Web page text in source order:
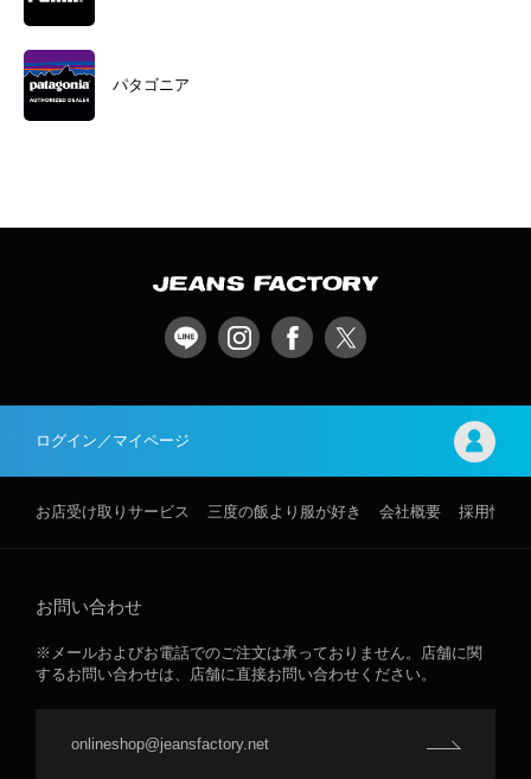
パタゴニア
ログイン／マイページ
お店受け取りサービス 三度の飯より服が好き 会社概要 採用情報
お問い合わせ
※メールおよびお電話でのご注文は承っておりません。店舗に関
するお問い合わせは、店舗に直接お問い合わせください。
onlineshop@jeansfactory.net